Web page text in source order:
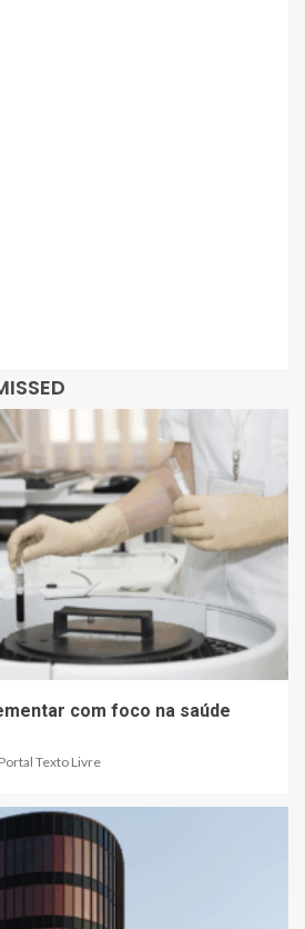
com foco na saúde
Portal Texto Livre